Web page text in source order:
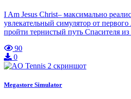
I Am Jesus Christ– максимально
увлекательный симулятор от первого
пройти тернистый путь Спасителя
90
0
Megastore Simulator